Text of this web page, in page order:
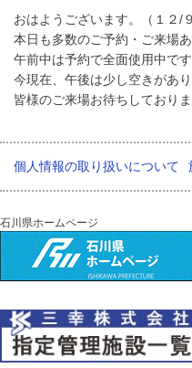
おはようございます。（１２/
本日も多数のご予約・ご来場
午前中は予約で全面使用中です
今現在、午後は少し空きがあり
皆様のご来場お待ちしており
個人情報の取り扱いについて
石川県ホームページ